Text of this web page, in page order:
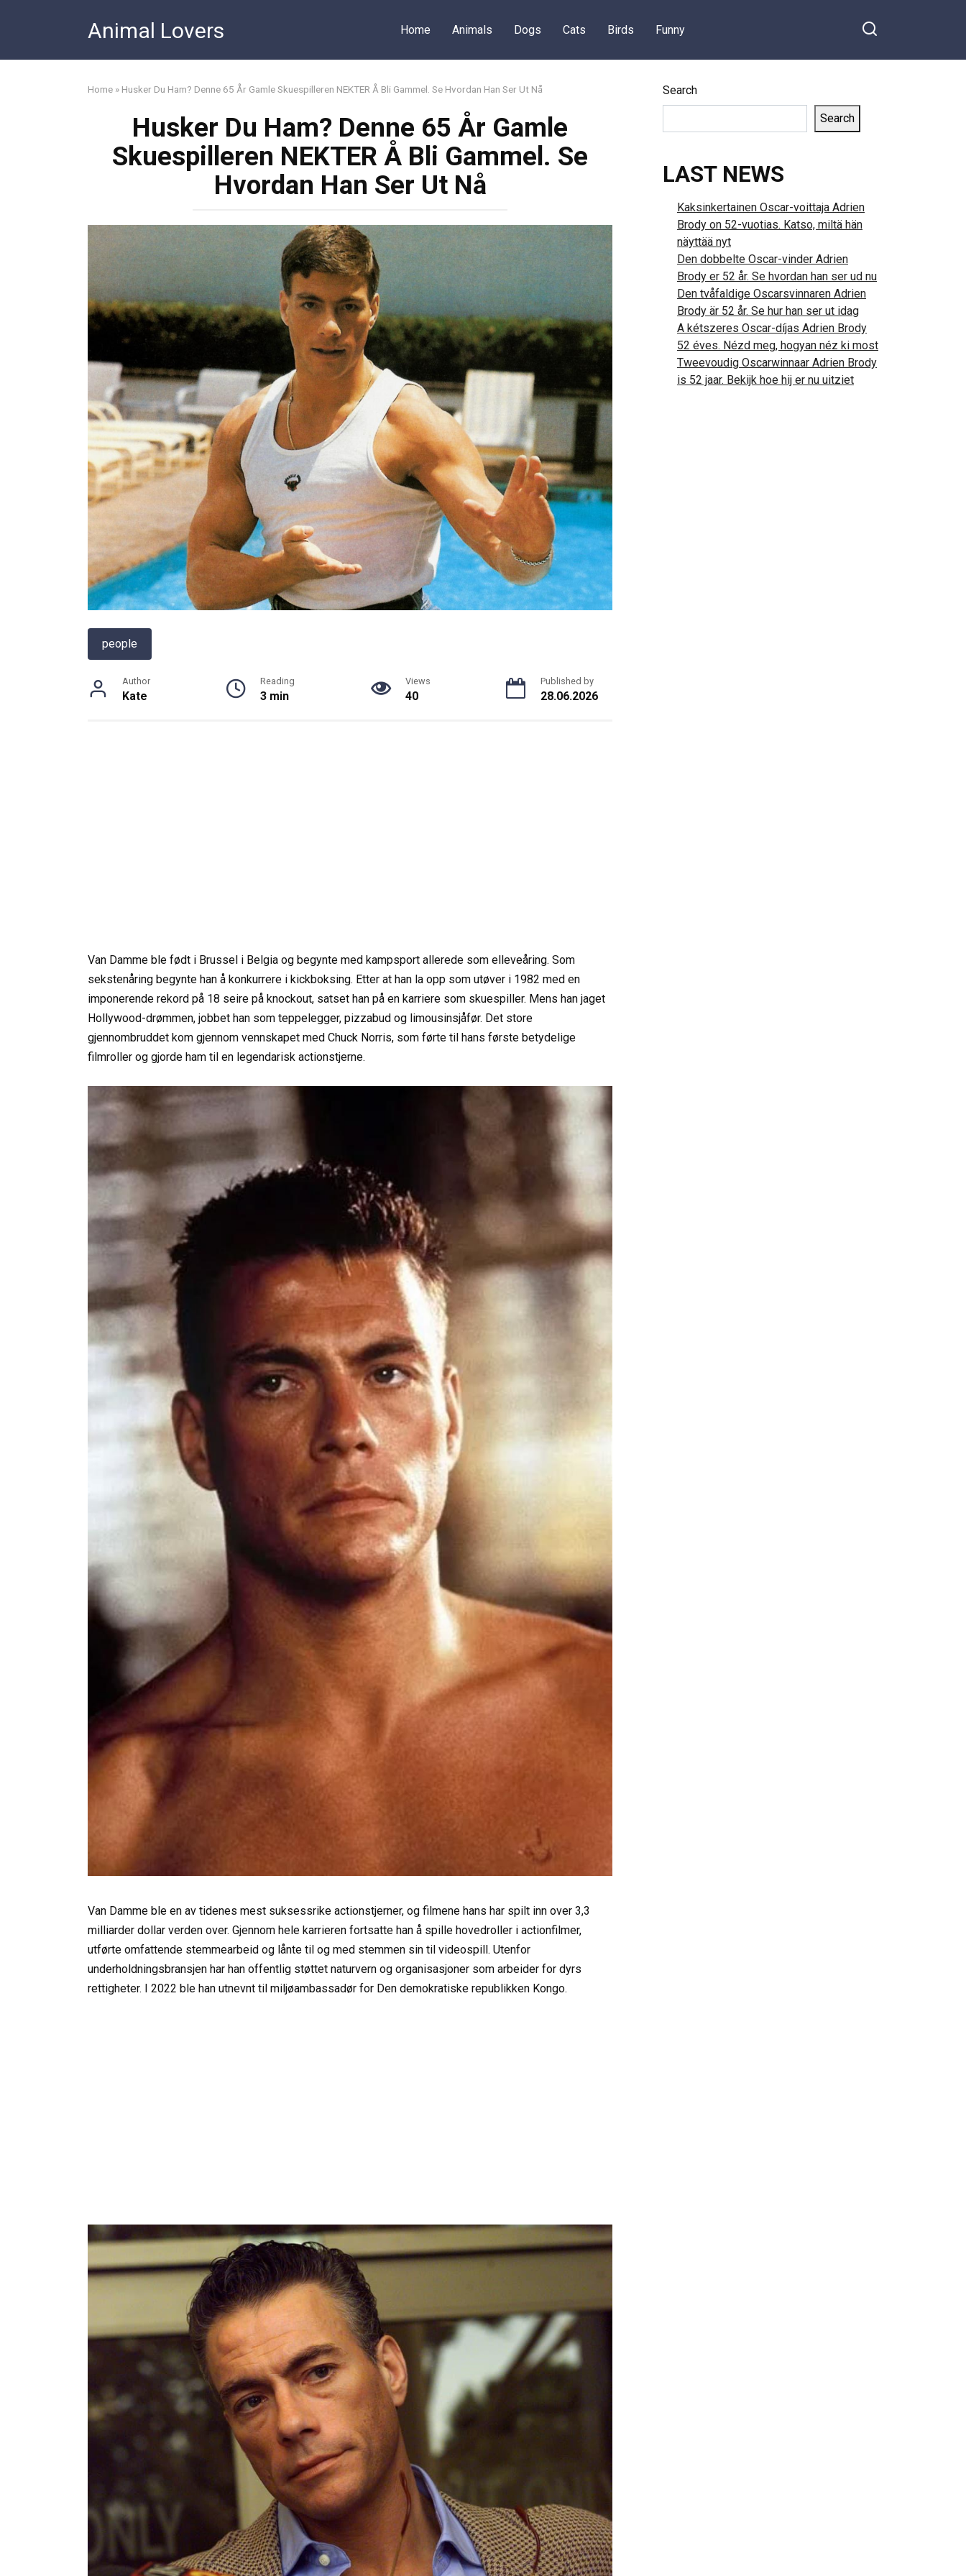
Animal Lovers Home Animals Dogs Cats Birds Funny
Home » Husker Du Ham? Denne 65 År Gamle Skuespilleren NEKTER Å Bli Gammel. Se Hvordan Han Ser Ut Nå
Husker Du Ham? Denne 65 År Gamle
Skuespilleren NEKTER Å Bli Gammel. Se
Hvordan Han Ser Ut Nå
people
Author
Kate
Reading
3 min
Views
40
Published by
28.06.2026
Van Damme ble født i Brussel i Belgia og begynte med kampsport allerede som elleveåring. Som
sekstenåring begynte han å konkurrere i kickboksing. Etter at han la opp som utøver i 1982 med en
imponerende rekord på 18 seire på knockout, satset han på en karriere som skuespiller. Mens han jaget
Hollywood-drømmen, jobbet han som teppelegger, pizzabud og limousinsjåfør. Det store
gjennombruddet kom gjennom vennskapet med Chuck Norris, som førte til hans første betydelige
filmroller og gjorde ham til en legendarisk actionstjerne.
Van Damme ble en av tidenes mest suksessrike actionstjerner, og filmene hans har spilt inn over 3,3
milliarder dollar verden over. Gjennom hele karrieren fortsatte han å spille hovedroller i actionfilmer,
utførte omfattende stemmearbeid og lånte til og med stemmen sin til videospill. Utenfor
underholdningsbransjen har han offentlig støttet naturvern og organisasjoner som arbeider for dyrs
rettigheter. I 2022 ble han utnevnt til miljøambassadør for Den demokratiske republikken Kongo.
Search
Search
LAST NEWS
Kaksinkertainen Oscar-voittaja Adrien
Brody on 52-vuotias. Katso, miltä hän
näyttää nyt
Den dobbelte Oscar-vinder Adrien
Brody er 52 år. Se hvordan han ser ud nu
Den tvåfaldige Oscarsvinnaren Adrien
Brody är 52 år. Se hur han ser ut idag
A kétszeres Oscar-díjas Adrien Brody
52 éves. Nézd meg, hogyan néz ki most
Tweevoudig Oscarwinnaar Adrien Brody
is 52 jaar. Bekijk hoe hij er nu uitziet